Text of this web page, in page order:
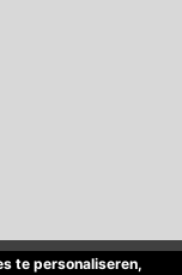
te personaliseren,